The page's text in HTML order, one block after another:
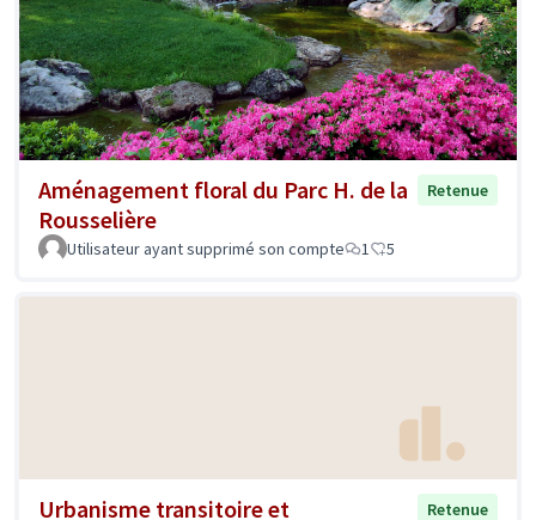
Aménagement floral du Parc H. de la
Rousselière
Retenue
Utilisateur ayant supprimé son compte 1 5
Urbanisme transitoire et Retenue